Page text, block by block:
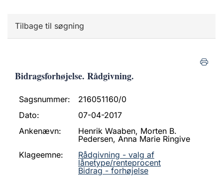
Tilbage til søgning
Bidragsforhøjelse. Rådgivning.
Sagsnummer:
216051160/0
Dato:
07-04-2017
Ankenævn:
Henrik Waaben, Morten B.
Pedersen, Anna Marie Ringive
Klageemne:
Rådgivning - valg af
lånetype/renteprocent
Bidrag - forhøjelse